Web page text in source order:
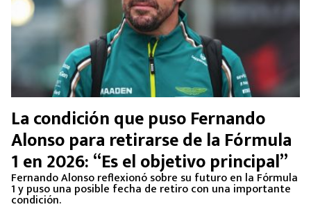
La condición que puso Fernando
Alonso para retirarse de la Fórmula
1 en 2026: “Es el objetivo principal”
Fernando Alonso reflexionó sobre su futuro en la Fórmula
1 y puso una posible fecha de retiro con una importante
condición.